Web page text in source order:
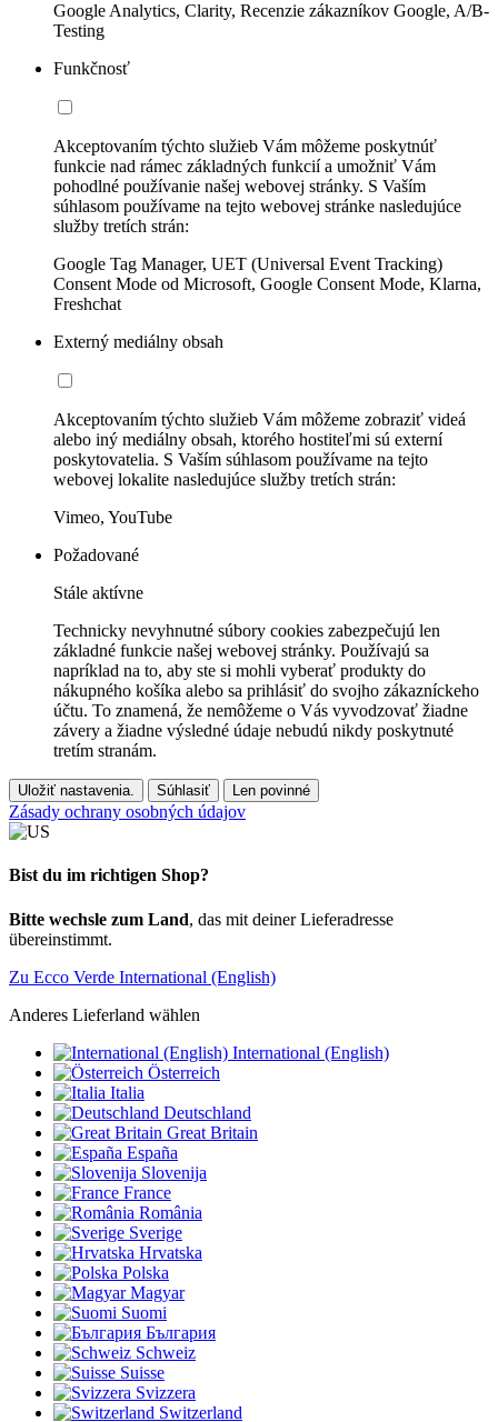
Google Analytics, Clarity, Recenzie zákazníkov Google, A/B-
Testing
Funkčnosť
Akceptovaním týchto služieb Vám môžeme poskytnúť
funkcie nad rámec základných funkcií a umožniť Vám
pohodlné používanie našej webovej stránky. S Vaším
súhlasom používame na tejto webovej stránke nasledujúce
služby tretích strán:
Google Tag Manager, UET (Universal Event Tracking)
Consent Mode od Microsoft, Google Consent Mode, Klarna,
Freshchat
Externý mediálny obsah
Akceptovaním týchto služieb Vám môžeme zobraziť videá
alebo iný mediálny obsah, ktorého hostiteľmi sú externí
poskytovatelia. S Vaším súhlasom používame na tejto
webovej lokalite nasledujúce služby tretích strán:
Vimeo, YouTube
Požadované
Stále aktívne
Technicky nevyhnutné súbory cookies zabezpečujú len
základné funkcie našej webovej stránky. Používajú sa
napríklad na to, aby ste si mohli vyberať produkty do
nákupného košíka alebo sa prihlásiť do svojho zákazníckeho
účtu. To znamená, že nemôžeme o Vás vyvodzovať žiadne
závery a žiadne výsledné údaje nebudú nikdy poskytnuté
tretím stranám.
Uložiť nastavenia. Súhlasiť Len povinné
Zásady ochrany osobných údajov
Bist du im richtigen Shop?
Bitte wechsle zum Land, das mit deiner Lieferadresse
übereinstimmt.
Zu Ecco Verde International (English)
Anderes Lieferland wählen
International (English)
Österreich
Italia
Deutschland
Great Britain
España
Slovenija
France
România
Sverige
Hrvatska
Polska
Magyar
Suomi
България
Schweiz
Suisse
Svizzera
Switzerland